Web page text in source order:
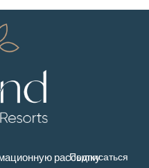
Подписаться